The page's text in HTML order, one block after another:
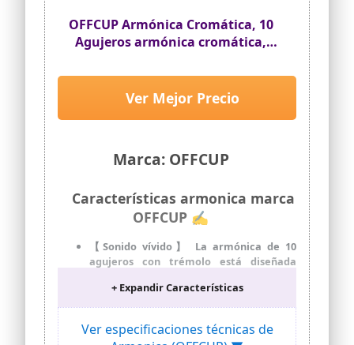
OFFCUP Armónica Cromática, 10
Agujeros armónica cromática,
Principiantes, Regalos de Juguete
para Estudiantes
Marca: OFFCUP
Ver Mejor Precio
Características armonica marca
OFFCUP ✍
【Sonido vívido】 La armónica de 10
agujeros con trémolo está diseñada
armónica, y su tono, afinación y calidad
de sonido han alcanzado el nivel del
estudio. Cada armónica está
cuidadosamente afinada y probada
+ Expandir Características
Ver especificaciones técnicas de